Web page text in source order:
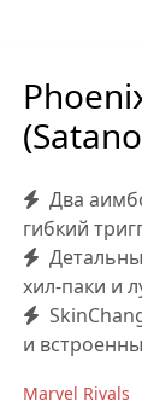
Два
гибкий
хил-паки и
и
Marvel Rivals